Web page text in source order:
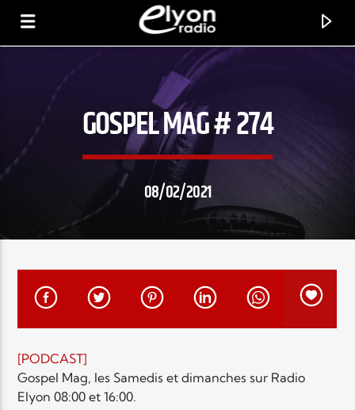
RADIO ELYON
POSITIVE ET ENCOURAGEANTE !
EN CE MOMENT
TITRE
ARTISTE
GOSPEL MAG # 274
08/02/2021
[PODCAST]
Gospel Mag, les Samedis et dimanches sur Radio
Elyon 08:00 et 16:00.